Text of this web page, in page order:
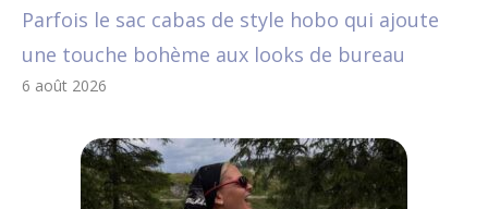
Parfois le sac cabas de style hobo qui ajoute
une touche bohème aux looks de bureau
6 août 2026